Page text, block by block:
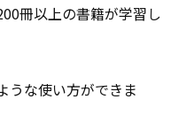
冊以上の書籍が学習し
うな使い方ができま